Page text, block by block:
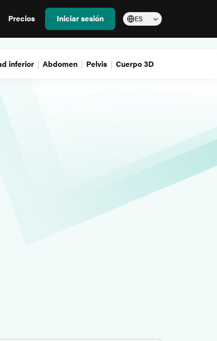
Precios Iniciar sesión ES
inferior Abdomen Pelvis Cuerpo 3D